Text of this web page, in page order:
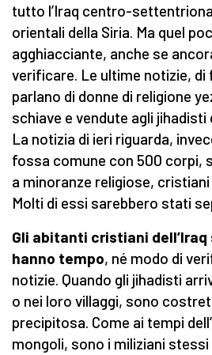
tutto l’Iraq centro-
orientali della Siria. Ma quel
agghiacciante, anche se
verificare. Le ultime notizie, di
parlano di donne di religione
schiave e vendute agli jihadisti
La notizia di ieri riguarda,
fossa comune con 500 corpi,
a minoranze religiose, cristiani
Molti di essi sarebbero stati
Gli abitanti cristiani
hanno tempo, né modo di
notizie. Quando gli jihadisti
o nei loro villaggi, sono
precipitosa. Come ai tempi
mongoli, sono i miliziani stessi